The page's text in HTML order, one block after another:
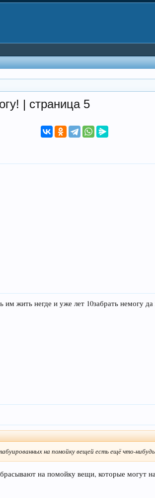
| страница 5
жить негде и уже лет 10забрать немогу
на помойку вещей есть ещё что-
на помойку вещи, которые могут